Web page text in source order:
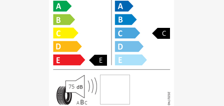
E
C
75
A BC